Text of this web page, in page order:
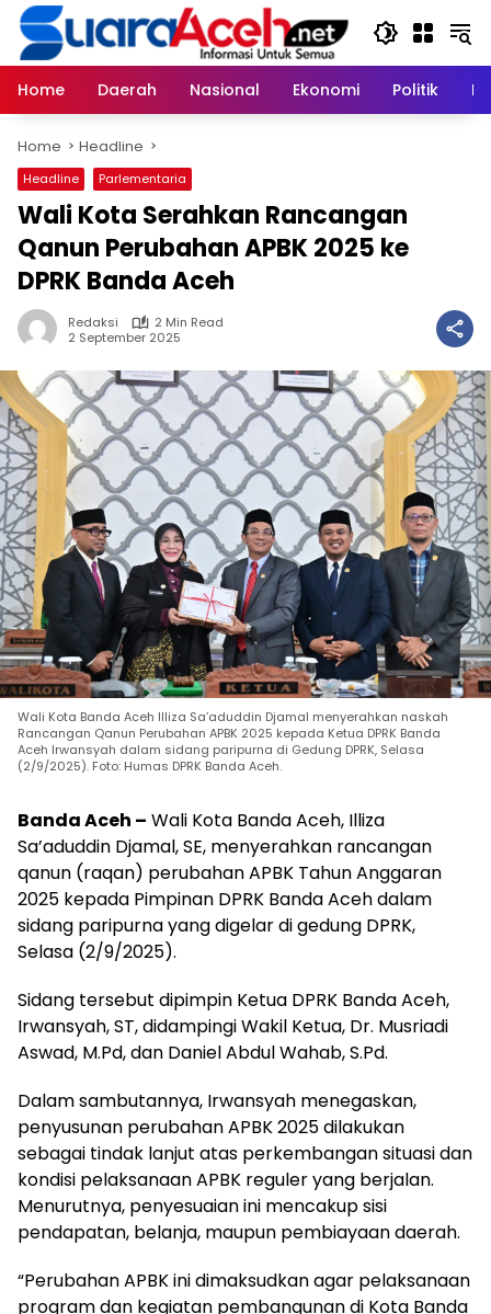
Skip
content
Home
Daerah Nasional Ekonomi Politik
Home Headline
Headline Parlementaria
Wali Kota Serahkan Rancangan
Qanun Perubahan APBK 2025 ke
DPRK Banda Aceh
Redaksi
2 Min Read
2 September 2025
Wali Kota Banda Aceh Illiza Sa’aduddin Djamal menyerahkan naskah
Rancangan Qanun Perubahan APBK 2025 kepada Ketua DPRK Banda
Aceh Irwansyah dalam sidang paripurna di Gedung DPRK, Selasa
(2/9/2025). Foto: Humas DPRK Banda Aceh.
Banda Aceh – Wali Kota Banda Aceh, Illiza
Sa’aduddin Djamal, SE, menyerahkan rancangan
qanun (raqan) perubahan APBK Tahun Anggaran
2025 kepada Pimpinan DPRK Banda Aceh dalam
sidang paripurna yang digelar di gedung DPRK,
Selasa (2/9/2025).
Sidang tersebut dipimpin Ketua DPRK Banda Aceh,
Irwansyah, ST, didampingi Wakil Ketua, Dr. Musriadi
Aswad, M.Pd, dan Daniel Abdul Wahab, S.Pd.
Dalam sambutannya, Irwansyah menegaskan,
penyusunan perubahan APBK 2025 dilakukan
sebagai tindak lanjut atas perkembangan situasi dan
kondisi pelaksanaan APBK reguler yang berjalan.
Menurutnya, penyesuaian ini mencakup sisi
pendapatan, belanja, maupun pembiayaan daerah.
“Perubahan APBK ini dimaksudkan agar pelaksanaan
program dan kegiatan pembangunan di Kota Banda